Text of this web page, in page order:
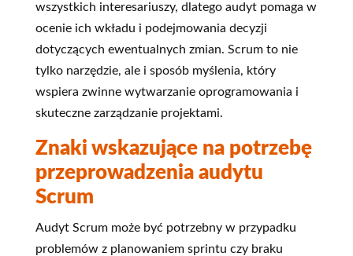
wszystkich interesariuszy, dlatego audyt pomaga w
ocenie ich wkładu i podejmowania decyzji
dotyczących ewentualnych zmian. Scrum to nie
tylko narzędzie, ale i sposób myślenia, który
wspiera zwinne wytwarzanie oprogramowania i
skuteczne zarządzanie projektami.
Znaki wskazujące na potrzebę
przeprowadzenia audytu
Scrum
Audyt Scrum może być potrzebny w przypadku
problemów z planowaniem sprintu czy braku